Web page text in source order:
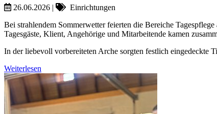
26.06.2026 |
Einrichtungen
Bei strahlendem Sommerwetter feierten die Bereiche
Tagesgäste, Klient, Angehörige und Mitarbeitende kamen
In der liebevoll vorbereiteten Arche sorgten festlich eingedeckte
Weiterlesen